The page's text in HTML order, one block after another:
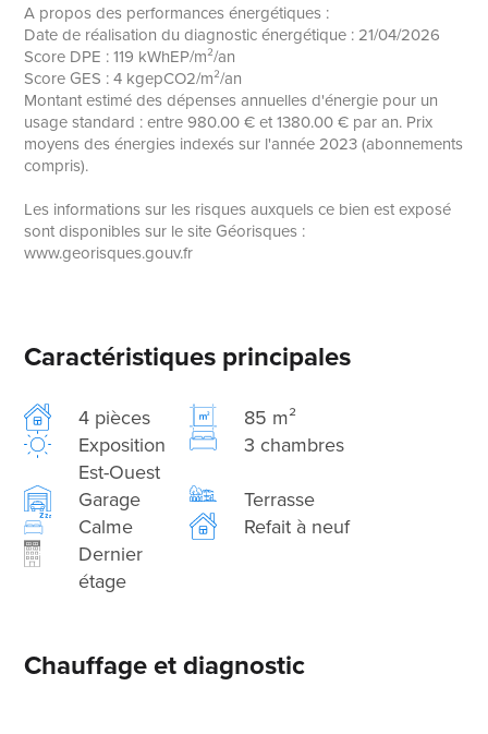
A propos des performances énergétiques :
Date de réalisation du diagnostic énergétique : 21/04/2026
Score DPE : 119 kWhEP/m²/an
Score GES : 4 kgepCO2/m²/an
Montant estimé des dépenses annuelles d'énergie pour un
usage standard : entre 980.00 € et 1380.00 € par an. Prix
moyens des énergies indexés sur l'année 2023 (abonnements
compris).
Les informations sur les risques auxquels ce bien est exposé
sont disponibles sur le site Géorisques :
www.georisques.gouv.fr
Caractéristiques principales
4 pièces
85 m²
Exposition
Est-Ouest
3 chambres
Garage
Terrasse
Calme
Refait à neuf
Dernier
étage
Chauffage et diagnostic